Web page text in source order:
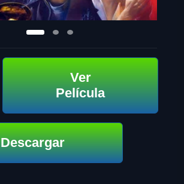
Ver
Película
Descargar